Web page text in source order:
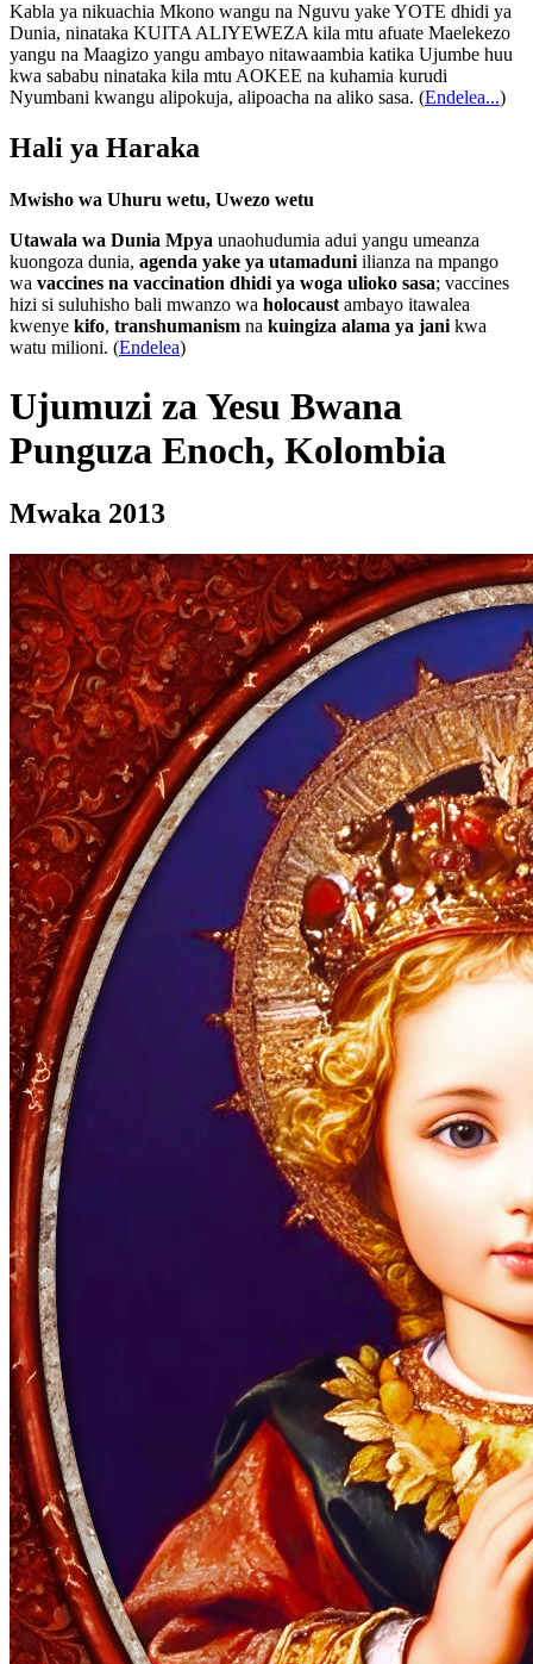
Kabla ya nikuachia Mkono wangu na Nguvu yake YOTE dhidi ya
Dunia, ninataka KUITA ALIYEWEZA kila mtu afuate Maelekezo
yangu na Maagizo yangu ambayo nitawaambia katika Ujumbe huu
kwa sababu ninataka kila mtu AOKEE na kuhamia kurudi
Nyumbani kwangu alipokuja, alipoacha na aliko sasa. (Endelea...)
Hali ya Haraka
Mwisho wa Uhuru wetu, Uwezo wetu
Utawala wa Dunia Mpya unaohudumia adui yangu umeanza
kuongoza dunia, agenda yake ya utamaduni ilianza na mpango
wa vaccines na vaccination dhidi ya woga ulioko sasa; vaccines
hizi si suluhisho bali mwanzo wa holocaust ambayo itawalea
kwenye kifo, transhumanism na kuingiza alama ya jani kwa
watu milioni. (Endelea)
Ujumuzi za Yesu Bwana
Punguza Enoch, Kolombia
Mwaka 2013